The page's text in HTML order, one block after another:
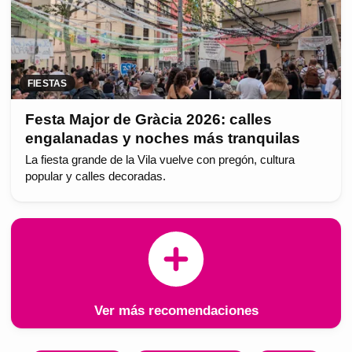
FIESTAS
Festa Major de Gràcia 2026: calles
engalanadas y noches más tranquilas
La fiesta grande de la Vila vuelve con pregón, cultura
popular y calles decoradas.
Ver más recomendaciones